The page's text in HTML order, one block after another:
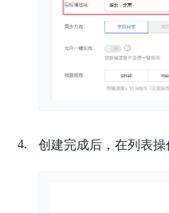
创建完成后，在列表操